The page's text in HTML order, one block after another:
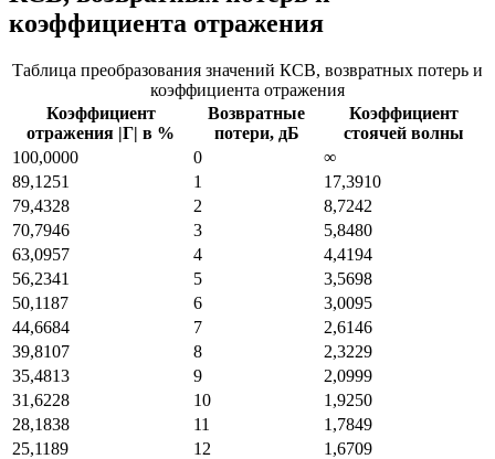
коэффициента отражения
Таблица преобразования значений КСВ, возвратных потерь и
коэффициента отражения
Коэффициент
отражения |Γ| в %
Возвратные
потери, дБ
Коэффициент
стоячей волны
100,0000
0
∞
89,1251
1
17,3910
79,4328
2
8,7242
70,7946
3
5,8480
63,0957
4
4,4194
56,2341
5
3,5698
50,1187
6
3,0095
44,6684
7
2,6146
39,8107
8
2,3229
35,4813
9
2,0999
31,6228
10
1,9250
28,1838
11
1,7849
25,1189
12
1,6709